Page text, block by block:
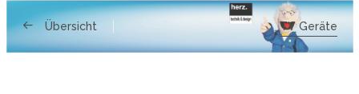
Übersicht TV Geräte